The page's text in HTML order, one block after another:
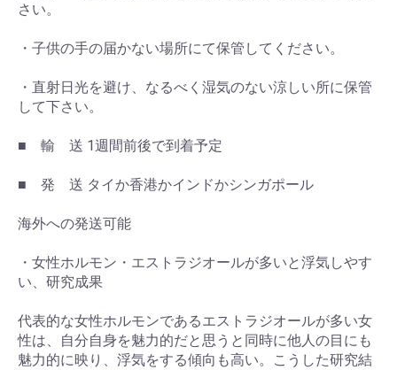
さい。
・子供の手の届かない場所にて保管してください。
・直射日光を避け、なるべく湿気のない涼しい所に保管
して下さい。
■ 輸 送 1週間前後で到着予定
■ 発 送 タイか香港かインドかシンガポール
海外への発送可能
・女性ホルモン・エストラジオールが多いと浮気しやす
い、研究成果
代表的な女性ホルモンであるエストラジオールが多い女
性は、自分自身を魅力的だと思うと同時に他人の目にも
魅力的に映り、浮気をする傾向も高い。こうした研究結